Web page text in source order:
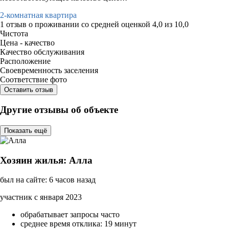
2-комнатная квартира
1 отзыв о проживании со средней оценкой 4,0 из 10,0
Чистота
Цена - качество
Качество обслуживания
Расположение
Своевременность заселения
Соответствие фото
Оставить отзыв
Другие отзывы об объекте
Показать ещё
Хозяин жилья: Алла
был на сайте: 6 часов назад
участник с января 2023
обрабатывает запросы часто
среднее время отклика: 19 минут